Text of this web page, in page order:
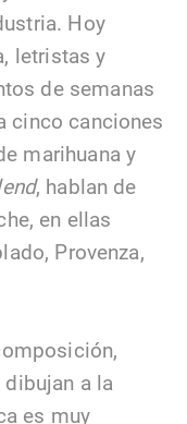
Hoy
letristas y
de semanas
cinco canciones
marihuana y
, hablan de
en ellas
Provenza,
a la
es muy